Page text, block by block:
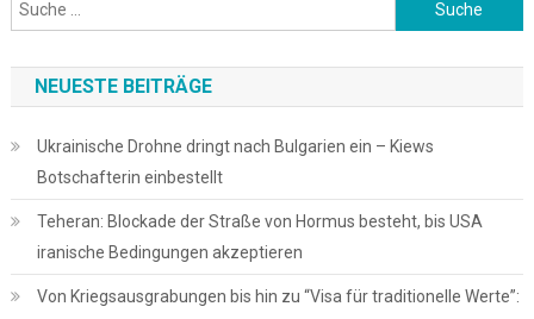
nach:
NEUESTE BEITRÄGE
Ukrainische Drohne dringt nach Bulgarien ein – Kiews
Botschafterin einbestellt
Teheran: Blockade der Straße von Hormus besteht, bis USA
iranische Bedingungen akzeptieren
Von Kriegsausgrabungen bis hin zu “Visa für traditionelle Werte”: